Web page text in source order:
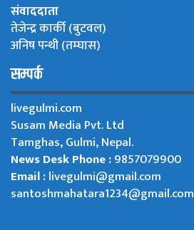
संवाददाता
तेजेन्द्र कार्की (बुटवल)
अनिष पन्थी (तम्घास)
सम्पर्क
livegulmi.com
Susam Media Pvt. Ltd
Tamghas, Gulmi, Nepal.
News Desk Phone :9857079900
Email :livegulmi@gmail.com
santoshmahatara1234@gmail.com